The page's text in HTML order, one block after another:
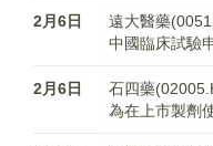
2月6日
遠大醫藥
中國臨床試驗
2月6日
石四藥
為在上市製劑